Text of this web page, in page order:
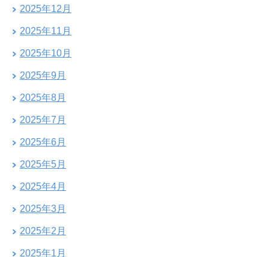
2025年12月
2025年11月
2025年10月
2025年9月
2025年8月
2025年7月
2025年6月
2025年5月
2025年4月
2025年3月
2025年2月
2025年1月